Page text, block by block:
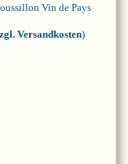
Vin de Pays
Versandkosten)